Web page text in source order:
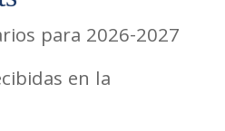
para 2026-2027
en la